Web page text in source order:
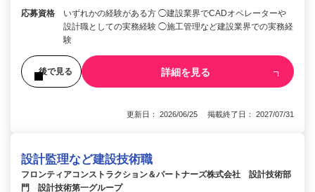
応募資格
いずれかの経験がある方 ◯建設業界でCADオペレーターや
設計職としての実務経験 ◯施工管理など建設業界での実務経
験
後で見る 詳細を見る
更新日： 2026/06/25 掲載終了日： 2027/07/31
設計監理など建設技術職
フロンティアコンストラクション＆パートナーズ株式会社 設計技術部
門 設計技術第一グループ